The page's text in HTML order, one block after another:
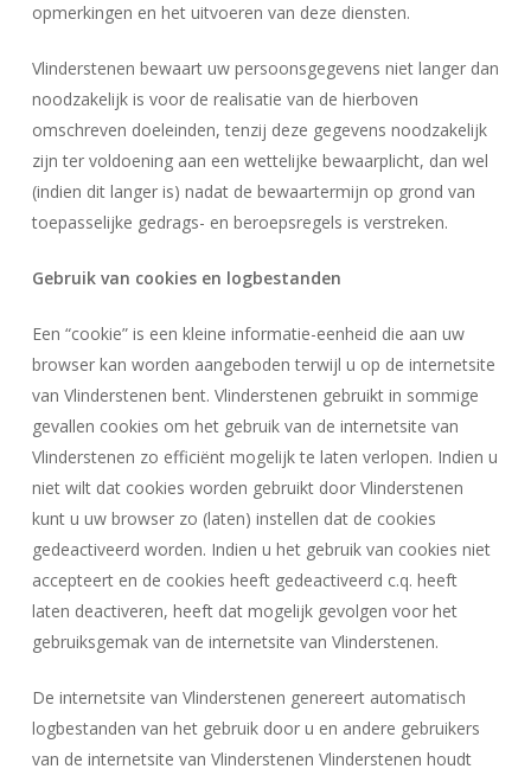
Go To Shop
opmerkingen en het uitvoeren van deze diensten.
Vlinderstenen bewaart uw persoonsgegevens niet langer dan
noodzakelijk is voor de realisatie van de hierboven
omschreven doeleinden, tenzij deze gegevens noodzakelijk
zijn ter voldoening aan een wettelijke bewaarplicht, dan wel
(indien dit langer is) nadat de bewaartermijn op grond van
toepasselijke gedrags- en beroepsregels is verstreken.
Gebruik van cookies en logbestanden
Een “cookie” is een kleine informatie-eenheid die aan uw
browser kan worden aangeboden terwijl u op de internetsite
van Vlinderstenen bent. Vlinderstenen gebruikt in sommige
gevallen cookies om het gebruik van de internetsite van
Vlinderstenen zo efficiënt mogelijk te laten verlopen. Indien u
niet wilt dat cookies worden gebruikt door Vlinderstenen
kunt u uw browser zo (laten) instellen dat de cookies
gedeactiveerd worden. Indien u het gebruik van cookies niet
accepteert en de cookies heeft gedeactiveerd c.q. heeft
laten deactiveren, heeft dat mogelijk gevolgen voor het
gebruiksgemak van de internetsite van Vlinderstenen.
De internetsite van Vlinderstenen genereert automatisch
logbestanden van het gebruik door u en andere gebruikers
van de internetsite van Vlinderstenen Vlinderstenen houdt